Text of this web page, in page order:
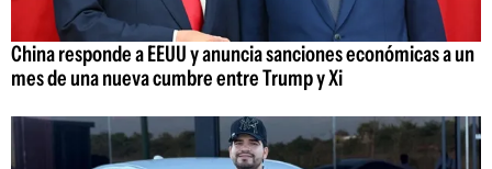
China responde a EEUU y anuncia sanciones económicas a un
mes de una nueva cumbre entre Trump y Xi